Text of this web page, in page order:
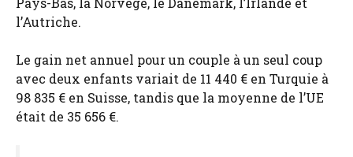
l’Autriche.
Le gain net annuel pour un couple à un seul coup
avec deux enfants variait de 11 440 € en Turquie à
98 835 € en Suisse, tandis que la moyenne de l’UE
était de 35 656 €.